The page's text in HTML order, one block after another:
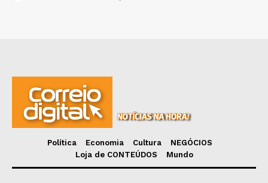
Política Economia Cultura
NEGÓCIOS
Loja de CONTEÚDOS
Mundo